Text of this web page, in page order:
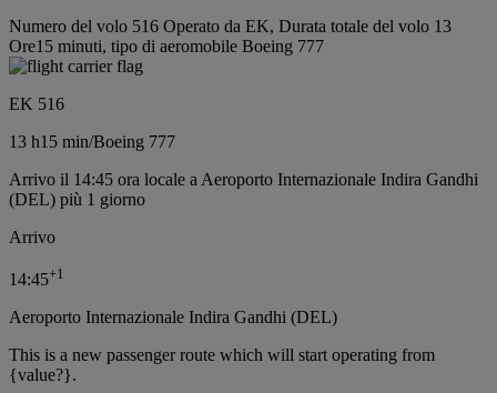
Numero del volo 516 Operato da EK, Durata totale del volo 13
Ore15 minuti, tipo di aeromobile Boeing 777
EK 516
13 h15 min/Boeing 777
Arrivo il 14:45 ora locale a Aeroporto Internazionale Indira Gandhi
(DEL) più 1 giorno
Arrivo
14:45+1
Aeroporto Internazionale Indira Gandhi (DEL)
This is a new passenger route which will start operating from
{value?}.